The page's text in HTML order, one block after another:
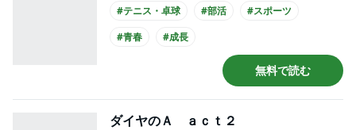
#テニス・卓球
#部活
#スポーツ
#青春
#成長
無料で読む
ダイヤのＡ ａｃｔ２